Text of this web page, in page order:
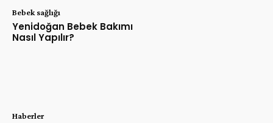
Bebek sağlığı
Yenidoğan Bebek Bakımı
Nasıl Yapılır?
Haberler